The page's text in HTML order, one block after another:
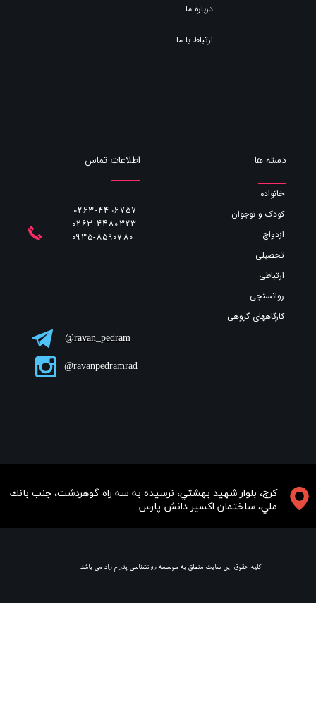
​​​كرج، بلوار شهيد بهشتي، نرسيده به سه راه گوهردشت، جنب بانك
ملي، ساختمان اكسير دانش پارس
خانواده
کودک و نوجوان
ازدواج
تحصیلی
ارتباطی
روانسنجی
کارگاههای گروهی
دسته ها اطلاعات تماس
0263-4406757
0263-4480323
ravan_pedram@
ravanpedramrad@
​ كليه حقوق اين سايت متعلق به موسسه روانشناسي پدرام راد مي باشد
درباره ما
ارتباط با ما